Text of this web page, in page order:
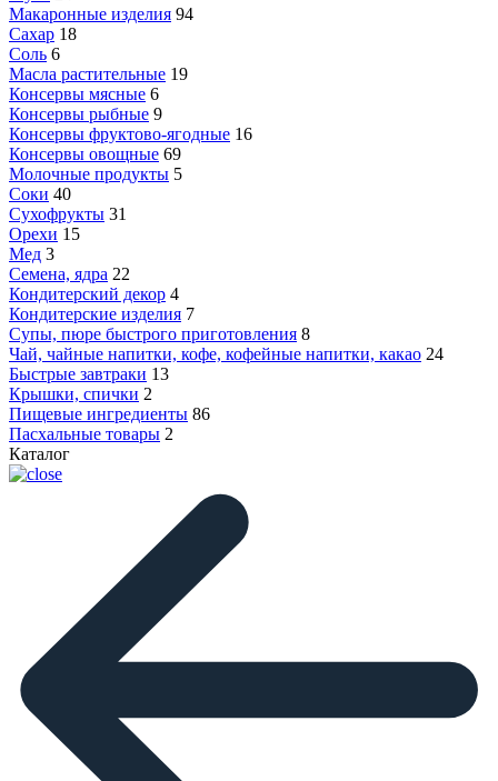
Макаронные изделия 94
Сахар 18
Соль 6
Масла растительные 19
Консервы мясные 6
Консервы рыбные 9
Консервы фруктово-ягодные 16
Консервы овощные 69
Молочные продукты 5
Соки 40
Сухофрукты 31
Орехи 15
Мед 3
Семена, ядра 22
Кондитерский декор 4
Кондитерские изделия 7
Супы, пюре быстрого приготовления 8
Чай, чайные напитки, кофе, кофейные напитки, какао 24
Быстрые завтраки 13
Крышки, спички 2
Пищевые ингредиенты 86
Пасхальные товары 2
Каталог